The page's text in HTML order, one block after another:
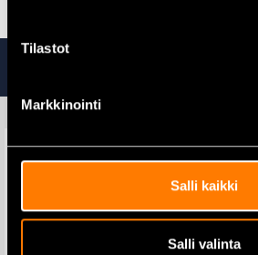
Tilastot
Markkinointi
Salli kaikki
Salli valinta
Makita DFN350Z
Viimeistelynaulain 1,2×15-